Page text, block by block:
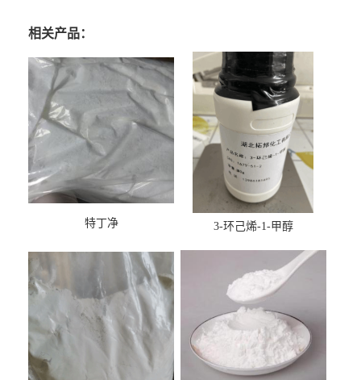
相关产品：
特丁净 3-环己烯-1-甲醇